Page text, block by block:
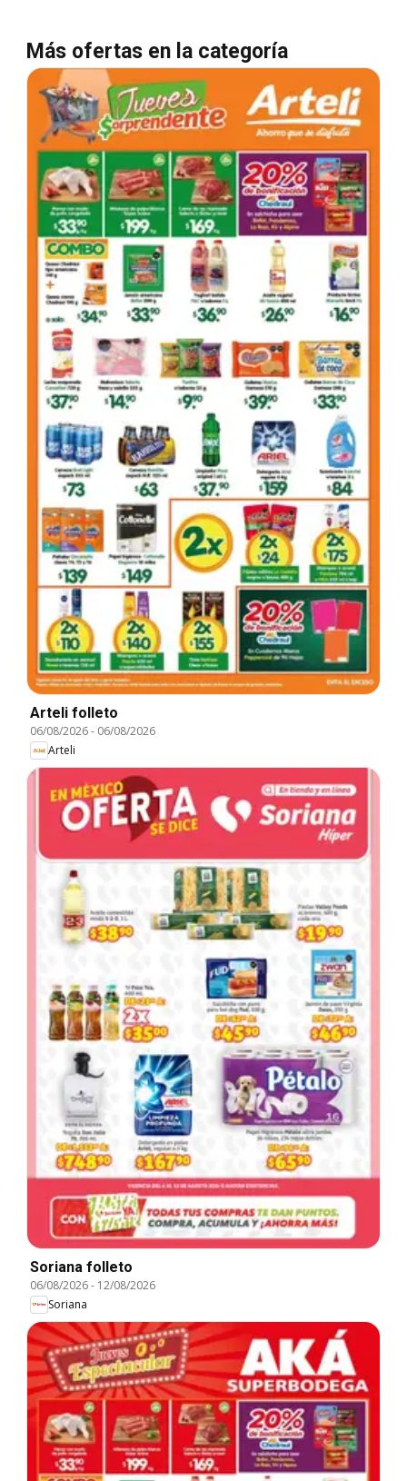
Más ofertas en la categoría
Arteli folleto
06/08/2026- 06/08/2026
Arteli
Soriana folleto
06/08/2026- 12/08/2026
Soriana